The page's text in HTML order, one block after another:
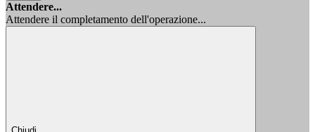
Attendere...
Attendere il completamento dell'operazione...